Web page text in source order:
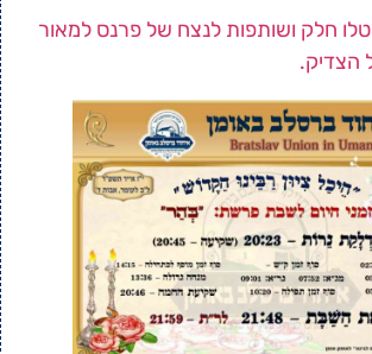
חלק ושותפות לנצח של פרנס למאור
הצדיק.